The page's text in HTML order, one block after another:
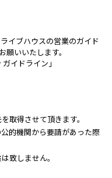
イブハウスの営業のガイド
いいたします。
イドライン」
取得させて頂きます。
的機関から要請があった際
致しません。